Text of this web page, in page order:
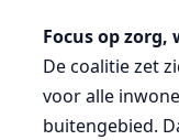
Focus op zorg,
De coalitie zet
voor alle
buitengebied.